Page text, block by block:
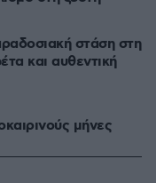
στάση στη
και αυθεντική
μήνες